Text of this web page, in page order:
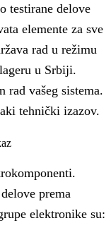
testirane delove
elemente za sve
rad u režimu
u Srbiji.
rad vašeg sistema.
tehnički izazov.
prema
elektronike su: